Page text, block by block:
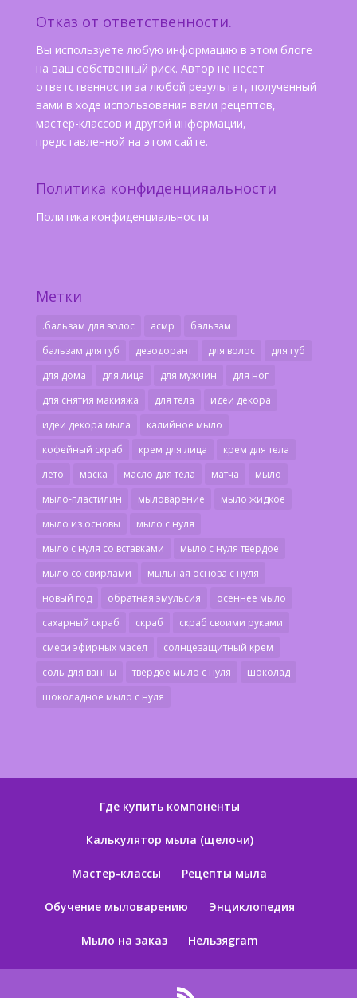
Отказ от ответственности.
Вы используете любую информацию в этом блоге
на ваш собственный риск. Автор не несёт
ответственности за любой результат, полученный
вами в ходе использования вами рецептов,
мастер-классов и другой информации,
представленной на этом сайте.
Политика конфиденцияальности
Политика конфиденциальности
Метки
.бальзам для волос асмр
бальзам
бальзам для губ
дезодорант для волос
для губ
для дома
для лица для мужчин
для ног
для снятия макияжа
для тела
идеи декора
идеи декора мыла
калийное мыло
кофейный скраб
крем для лица
крем для тела
лето
маска масло для тела матча
мыло
мыло-пластилин
мыловарение
мыло жидкое
мыло из основы
мыло с нуля
мыло с нуля со вставками
мыло с нуля твердое
мыло со свирлами
мыльная основа с нуля
новый год
обратная эмульсия
осеннее мыло
сахарный скраб
скраб
скраб своими руками
смеси эфирных масел
солнцезащитный крем
соль для ванны
твердое мыло с нуля
шоколад
шоколадное мыло с нуля
Где купить компоненты
Калькулятор мыла (щелочи)
Мастер-классы Рецепты мыла
Обучение мыловарению Энциклопедия
Мыло на заказ Нельзяgram